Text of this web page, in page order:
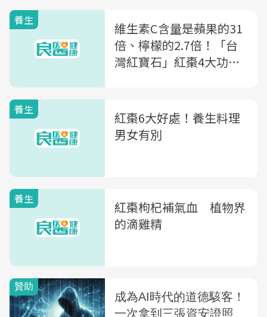
養生
維生素C含量是蘋果的31
倍、檸檬的2.7倍！「台
灣紅寶石」紅棗4大功效
養生
紅棗6大好處！養生料理
男女有別
養生
紅棗枸杞補氣血 植物界
的滴雞精